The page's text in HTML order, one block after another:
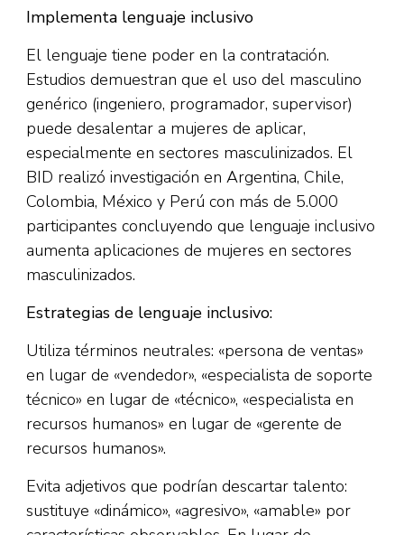
Implementa lenguaje inclusivo
El lenguaje tiene poder en la contratación.
Estudios demuestran que el uso del masculino
genérico (ingeniero, programador, supervisor)
puede desalentar a mujeres de aplicar,
especialmente en sectores masculinizados. El
BID realizó investigación en Argentina, Chile,
Colombia, México y Perú con más de 5.000
participantes concluyendo que lenguaje inclusivo
aumenta aplicaciones de mujeres en sectores
masculinizados.​
Estrategias de lenguaje inclusivo:
Utiliza términos neutrales: «persona de ventas»
en lugar de «vendedor», «especialista de soporte
técnico» en lugar de «técnico», «especialista en
recursos humanos» en lugar de «gerente de
recursos humanos».​
Evita adjetivos que podrían descartar talento:
sustituye «dinámico», «agresivo», «amable» por